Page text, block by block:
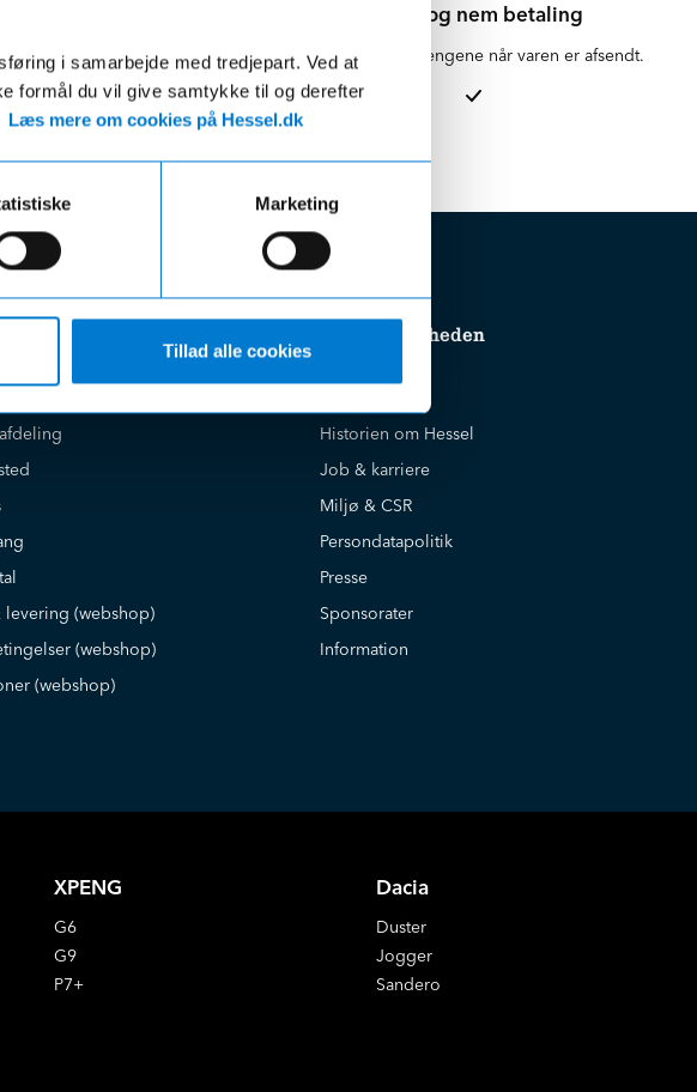
i samarbejde med tredjepart. Ved at
formål du vil give samtykke til og derefter
Læs mere om cookies på Hessel.dk
Marketing
Tillad alle cookies
de fleste varer inden for 1-3
hverdage
Sikker og nem betaling
Vi hæver først pengene når varen er afsendt.
levering (webshop)
(webshop)
(webshop)
Om virksomheden
Historien om Hessel
Job & karriere
Miljø & CSR
Persondatapolitik
Presse
Sponsorater
Information
XPENG
G6
G9
P7+
Dacia
Duster
Jogger
Sandero